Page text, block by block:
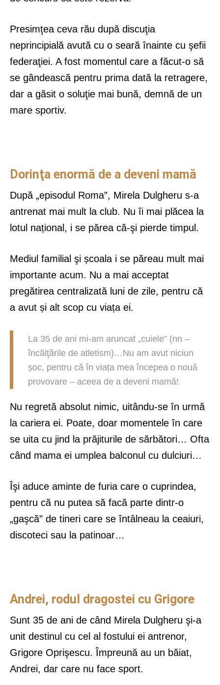
Presimţea ceva rău după discuţia
neprincipială avută cu o seară înainte cu şefii
federaţiei. A fost momentul care a făcut-o să
se gândească pentru prima dată la retragere,
dar a găsit o soluţie mai bună, demnă de un
mare sportiv.
Dorinţa enormă de a deveni mamă
După „episodul Roma”, Mirela Dulgheru s-a
antrenat mai mult la club. Nu îi mai plăcea la
lotul național, i se părea că-şi pierde timpul.
Mediul familial şi școala i se păreau mult mai
importante acum. Nu a mai acceptat
pregătirea centralizată luni de zile, pentru că
a avut și alt scop cu viața ei.
La 35 de ani mi-am aruncat „cuiele” (nn –
încălţările de atletism)…Nu am avut niciun
șoc, pentru că în viața mea începea o nouă
provovare – aceea de a deveni mamă!
Nu regretă absolut nimic, uitându-se în urmă
la cariera ei. Poate, doar momentele în care
se uita cu jind la prăjiturile de sărbători… Ofta
când mama ei umplea balconul cu dulciuri…
Îşi aduce aminte de furia care o cuprindea,
pentru că nu putea să facă parte dintr-o
„gaşcă” de tineri care se întâlneau la ceaiuri,
discoteci sau la patinoar…
Andrei, rodul dragostei cu Grigore
Sunt 35 de ani de când Mirela Dulgheru şi-a
unit destinul cu cel al fostului ei antrenor,
Grigore Oprişescu. Împreună au un băiat,
Andrei, dar care nu face sport.